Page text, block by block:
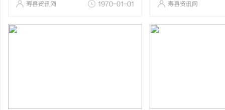
寿县资讯网 1970-01-01 寿县资讯网